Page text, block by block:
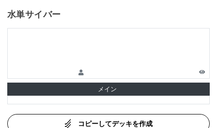
水単サイバー
メイン
コピーしてデッキを作成